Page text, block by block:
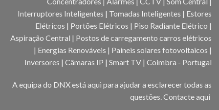
Interruptores Inteligentes | Tomadas Inteligentes | Estores
Elétricos | Portões Elétricos | Piso Radiante Elétrico |
Aspiração Central | Postos de carregamento carros elétricos
| Energias Renováveis | Paineis solares fotovoltaicos |
Inversores | Câmaras IP | Smart TV | Coimbra - Portugal
A equipa do DNX está aqui para ajudar a esclarecer todas as
questões. Contacte aqui